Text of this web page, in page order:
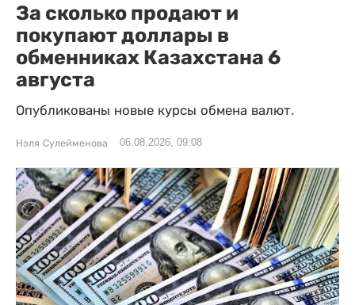
За сколько продают и
покупают доллары в
обменниках Казахстана 6
августа
Опубликованы новые курсы обмена валют.
Нэля Сулейменова 06.08.2026, 09:08